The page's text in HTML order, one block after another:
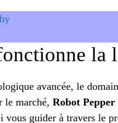
la
avancée, le
le marché, Robot Pepper
vous guider à travers le